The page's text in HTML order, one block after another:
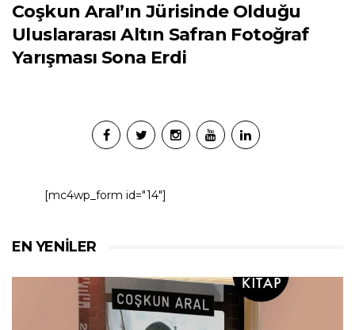
Coşkun Aral’ın Jürisinde Olduğu
Uluslararası Altın Safran Fotoğraf
Yarışması Sona Erdi
[mc4wp_form id="14"]
EN YENILER